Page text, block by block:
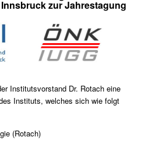
zur Jahrestagung
Institutsvorstand Dr. Rotach eine
Instituts, welches sich wie folgt
(Rotach)